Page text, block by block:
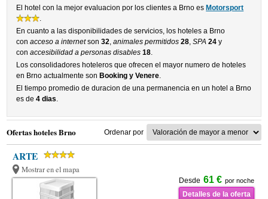
El hotel con la mejor evaluacion por los clientes a Brno es Motorsport
.
En cuanto a las disponibilidades de servicios, los hoteles a Brno
conacceso a internetson32,animales permitidos 28,SPA 24 y
conaccesibilidad a personas disables 18.
Los consolidadores hoteleros que ofrecen el mayor numero de hoteles
en Brno actualmente son Booking y Venere.
El tiempo promedio de duracion de una permanencia en un hotel a Brno
es de4 dias.
Ofertas hoteles Brno Ordenar por
ARTE
Mostrar en el mapa
Desde 61 € por noche
Detalles de la oferta